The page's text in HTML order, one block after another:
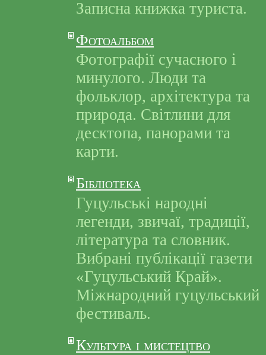
Записна книжка туриста.
Фотоальбом
Фотографії сучасного і
минулого. Люди та
фольклор, архітектура та
природа. Світлини для
десктопа, панорами та
карти.
Бібліотека
Гуцульські народні
легенди, звичаї, традиції,
література та словник.
Вибрані публікації газети
«Гуцульський Край».
Міжнародний гуцульський
фестиваль.
Культура і мистецтво